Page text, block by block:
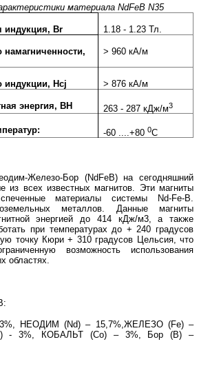
материала NdFeB N35
индукция, Br 1.18 - 1.23 Тл.
намагниченности,
> 960 кА/м
индукции, Hcj > 876 кА/м
энергия, BH 263 - 287 кДж/м3
-60 ....+800С
Железо-Бор (NdFeB) на сегодняшний
из всех известных магнитов. Эти магниты
материалы системы
Nd-Fe-B.
металлов. Данные магниты
энергией до 414 кДж/м3, а также
при температурах до + 240 градусов
точку Кюри + 310 градусов Цельсия, что
возможность использования
областях.
:
НЕОДИМ (Nd) – 15,7%,ЖЕЛЕЗО (Fe) –
) - 3%, КОБАЛЬТ (Co) – 3%, Бор (B) –